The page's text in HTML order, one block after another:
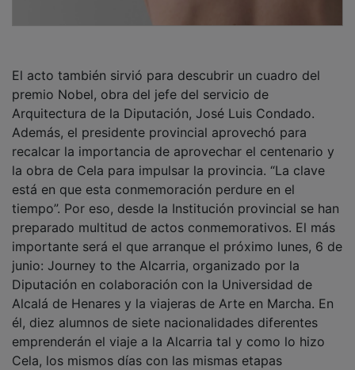
premio Nobel, obra del jefe del servicio de
Arquitectura de la Diputación, José Luis Condado.
Además, el presidente provincial aprovechó para
recalcar la importancia de aprovechar el centenario y
la obra de Cela para impulsar la provincia. “La clave
está en que esta conmemoración perdure en el
tiempo”. Por eso, desde la Institución provincial se han
preparado multitud de actos conmemorativos. El más
importante será el que arranque el próximo lunes, 6 de
junio: Journey to the Alcarria, organizado por la
Diputación en colaboración con la Universidad de
Alcalá de Henares y la viajeras de Arte en Marcha. En
él, diez alumnos de siete nacionalidades diferentes
emprenderán el viaje a la Alcarria tal y como lo hizo
Cela, los mismos días con las mismas etapas